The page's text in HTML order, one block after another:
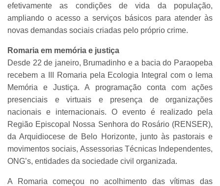
efetivamente as condições de vida da população,
ampliando o acesso a serviços básicos para atender às
novas demandas sociais criadas pelo próprio crime.
Romaria em memória e justiça
Desde 22 de janeiro, Brumadinho e a bacia do Paraopeba
recebem a III Romaria pela Ecologia Integral com o lema
Memória e Justiça. A programação conta com ações
presenciais e virtuais e presença de organizações
nacionais e internacionais. O evento é realizado pela
Região Episcopal Nossa Senhora do Rosário (RENSER),
da Arquidiocese de Belo Horizonte, junto às pastorais e
movimentos sociais, Assessorias Técnicas Independentes,
ONG’s, entidades da sociedade civil organizada.
A Romaria começou no acolhimento das vítimas das